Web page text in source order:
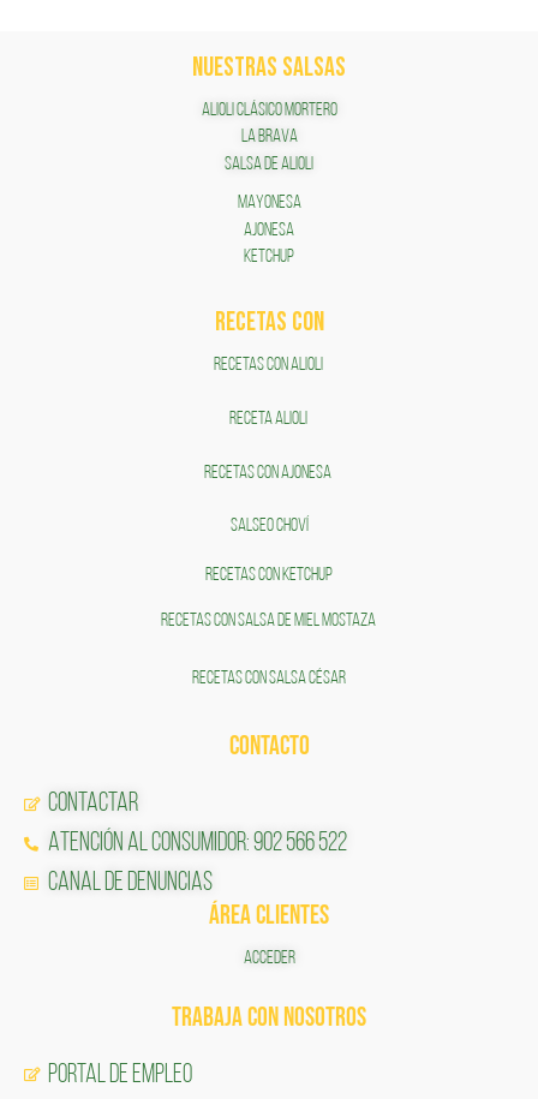
NUESTRAS SALSAS
ALIOLI CLÁSICO MORTERO
LA BRAVA
SALSA DE ALIOLI
MAYONESA
AJONESA
KETCHUP
RECETAS COn
RECETAS CON ALIOLI
RECETA ALIOLI
RECETAS CON AJONESA
SALSEO CHOVÍ
RECETAS CON KETCHUP
RECETAS CON SALSA DE MIEL MOSTAZA
RECETAS CON SALSA CÉSAR
CONTACTO
Contactar
Atención al Consumidor: 902 566 522
Canal de Denuncias
ÁREA CLIENTES
ACCEDER
TRABAJA CON NOSOTROS
Portal de Empleo